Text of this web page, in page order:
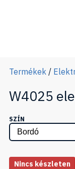
Termékek /
W4025
SZÍN
Nincs készleten